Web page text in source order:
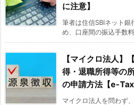
に注意】
筆者は住信SBIネット
め、口座間の振込手数
【マイクロ法人】
得・退職所得等の
の申請方法【e-Tax
マイクロ法人を問わず